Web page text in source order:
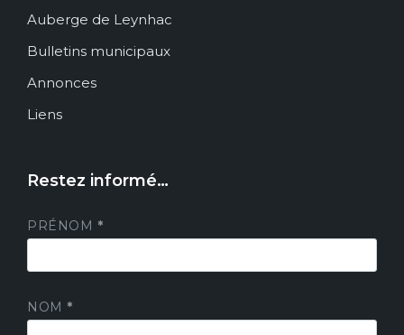
Auberge de Leynhac
Bulletins municipaux
Annonces
Liens
Restez informé…
PRÉNOM *
NOM *